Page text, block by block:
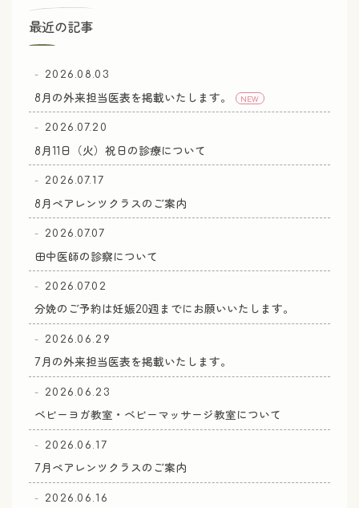
最近の記事
2026.08.03
8月の外来担当医表を掲載いたします。 NEW
2026.07.20
8月11日（火）祝日の診療について
2026.07.17
8月ペアレンツクラスのご案内
2026.07.07
田中医師の診察について
2026.07.02
分娩のご予約は妊娠20週までにお願いいたします。
2026.06.29
7月の外来担当医表を掲載いたします。
2026.06.23
ベビーヨガ教室・ベビーマッサージ教室について
2026.06.17
7月ペアレンツクラスのご案内
2026.06.16